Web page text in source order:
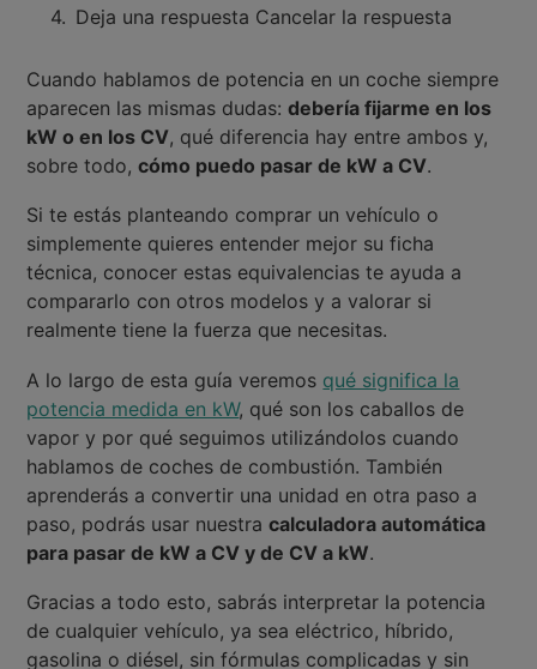
Deja una respuesta Cancelar la respuesta
Cuando hablamos de potencia en un coche siempre
aparecen las mismas dudas:debería fijarme en los
kW o en los CV, qué diferencia hay entre ambos y,
sobre todo,cómo puedo pasar de kW a CV.
Si te estás planteando comprar un vehículo o
simplemente quieres entender mejor su ficha
técnica, conocer estas equivalencias te ayuda a
compararlo con otros modelos y a valorar si
realmente tiene la fuerza que necesitas.
A lo largo de esta guía veremos qué significa la
potencia medida en kW, qué son los caballos de
vapor y por qué seguimos utilizándolos cuando
hablamos de coches de combustión. También
aprenderás a convertir una unidad en otra paso a
paso, podrás usar nuestracalculadora automática
para pasar de kW a CV y de CV a kW.
Gracias a todo esto, sabrás interpretar la potencia
de cualquier vehículo, ya sea eléctrico, híbrido,
gasolina o diésel, sin fórmulas complicadas y sin